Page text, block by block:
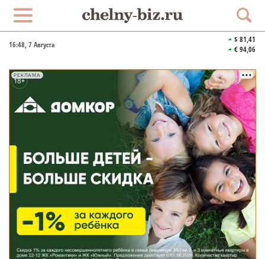
16:48, 7 Августа
$ 81,41
€ 94,06
РЕКЛАМА